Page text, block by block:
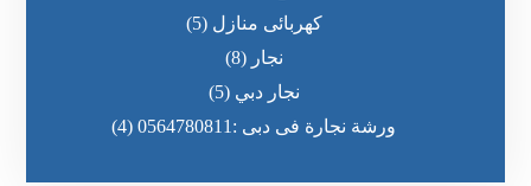
كهربائى منازل (5)
نجار (8)
نجار دبي (5)
ورشة نجارة فى دبى :0564780811
(4)